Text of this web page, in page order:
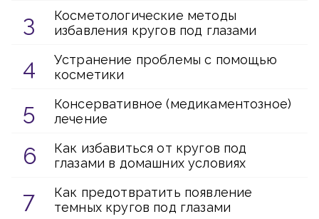
Косметологические методы
избавления кругов под глазами
Устранение проблемы с помощью
косметики
Консервативное (медикаментозное)
лечение
Как избавиться от кругов под
глазами в домашних условиях
Как предотвратить появление
темных кругов под глазами